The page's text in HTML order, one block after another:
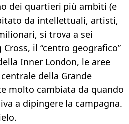
dei quartieri più ambìti (e
da intellettuali, artisti,
si trova a sei
il “centro geografico”
Inner London, le aree
della Grande
molto cambiata da quando
a dipingere la campagna.